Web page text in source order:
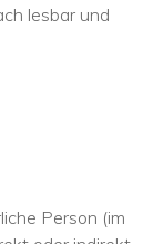
lesbar und
Person (im